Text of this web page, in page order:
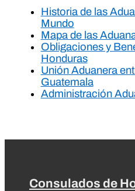
Historia de las
Mundo
Mapa de las
Obligaciones y
Honduras
Unión Aduanera
Guatemala
Administración
Consulados de